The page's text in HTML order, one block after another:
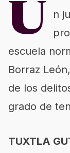
U
n
escuela
Borraz
de los
grado de
TUXTLA